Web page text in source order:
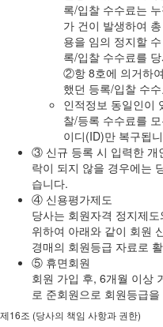
록/입찰 수수료는
가 건이 발생하여
용을 임의 정지할
록/입찰 수수료를
②항 8호에 의거하
했던 등록/입찰 수
인적정보 동일인이
찰/등록 수수료를
이디(ID)만 복구됩
③ 신규 등록 시 입력한 개
락이 되지 않을 경우에는
습니다.
④ 신용평가제도
당사는 회원자격 정지제
위하여 아래와 같이 회원
경매의 회원등급 자료로
⑤ 휴면회원
회원 가입 후, 6개월 이상
로 준회원으로 회원등급
제16조 (당사의 책임 사항과 권한)